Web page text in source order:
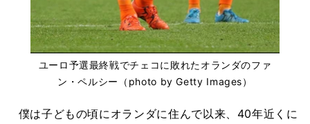
ユーロ予選最終戦でチェコに敗れたオランダのファ
ン・ペルシー（photo by Getty Images）
僕は子どもの頃にオランダに住んで以来、40年近くに